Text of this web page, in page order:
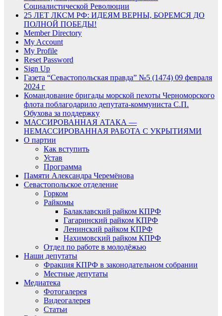
Социалистической Революции
25 ЛЕТ ЛКСМ РФ: ИДЕЯМ ВЕРНЫ, БОРЕМСЯ ДО
ПОЛНОЙ ПОБЕДЫ!
Member Directory
My Account
My Profile
Reset Password
Sign Up
Газета “Севастопольская правда” №5 (1474) 09 февраля
2024 г
Командование бригады морской пехоты Черноморского
флота поблагодарило депутата-коммуниста С.П.
Обухова за поддержку
МАССИРОВАННАЯ АТАКА —
НЕМАССИРОВАННАЯ РАБОТА С УКРЫТИЯМИ
О партии
Как вступить
Устав
Программа
Памяти Александра Черемёнова
Севастопольское отделение
Горком
Райкомы
Балаклавский райком КПРФ
Гагаринский райком КПРФ
Ленинский райком КПРФ
Нахимовский райком КПРФ
Отдел по работе в молодёжью
Наши депутаты
Фракция КПРФ в законодательном собрании
Местные депутаты
Медиатека
Фотогалерея
Видеогалерея
Статьи